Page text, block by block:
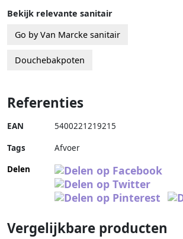
Bekijk relevante sanitair
Go by Van Marcke sanitair
Douchebakpoten
Referenties
EAN 5400221219215
Tags
Afvoer
Delen
Vergelijkbare producten